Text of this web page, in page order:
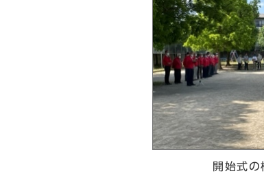
開始式の様子